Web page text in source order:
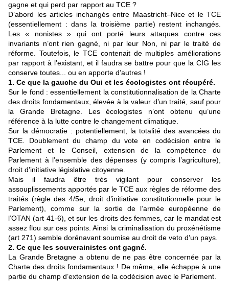
gagne et qui perd par rapport au TCE ?
D’abord les articles inchangés entre Maastricht–Nice et le TCE
(essentiellement : dans la troisième partie) restent inchangés.
Les « nonistes » qui ont porté leurs attaques contre ces
invariants n’ont rien gagné, ni par leur Non, ni par le traité de
réforme. Toutefois, le TCE contenait de multiples améliorations
par rapport à l’existant, et il faudra se battre pour que la CIG les
conserve toutes... ou en apporte d’autres !
1. Ce que la gauche du Oui et les écologistes ont récupéré.
Sur le fond : essentiellement la constitutionnalisation de la Charte
des droits fondamentaux, élevée à la valeur d’un traité, sauf pour
la Grande Bretagne. Les écologistes n’ont obtenu qu’une
référence à la lutte contre le changement climatique.
Sur la démocratie : potentiellement, la totalité des avancées du
TCE. Doublement du champ du vote en codécision entre le
Parlement et le Conseil, extension de la compétence du
Parlement à l’ensemble des dépenses (y compris l’agriculture),
droit d’initiative législative citoyenne.
Mais il faudra être très vigilant pour conserver les
assouplissements apportés par le TCE aux règles de réforme des
traités (règle des 4/5e, droit d’initiative constitutionnelle pour le
Parlement), comme sur la sortie de l’armée européenne de
l’OTAN (art 41-6), et sur les droits des femmes, car le mandat est
assez flou sur ces points. Ainsi la criminalisation du proxénétisme
(art 271) semble dorénavant soumise au droit de veto d’un pays.
2. Ce que les souverainistes ont gagné.
La Grande Bretagne a obtenu de ne pas être concernée par la
Charte des droits fondamentaux ! De même, elle échappe à une
partie du champ d’extension de la codécision avec le Parlement.